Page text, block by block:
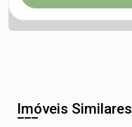
Imóveis Similares